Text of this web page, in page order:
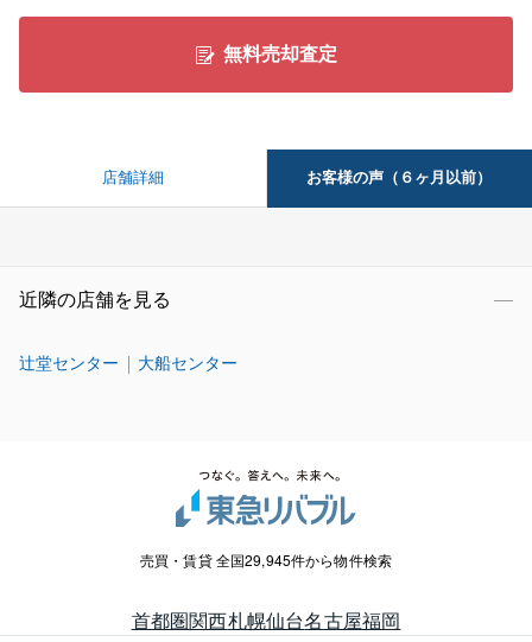
無料売却査定
店舗詳細 お客様の声（６ヶ月以前）
近隣の店舗を見る
辻堂センター 大船センター
売買・賃貸 全国29,945件から物件検索
首都圏関西札幌仙台名古屋福岡